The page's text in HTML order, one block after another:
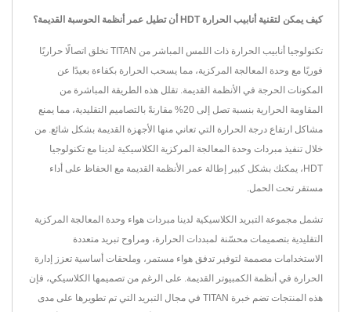
كيف يمكن لتقنية أنابيب الحرارة HDT أن تطيل عمر أنظمة الحوسبة القديمة؟
تكنولوجيا أنابيب الحرارة ذات اللمس المباشر من TITAN تخلق اتصالًا حراريًا
فوريًا مع وحدة المعالجة المركزية، مما يسحب الحرارة بكفاءة بعيدًا عن
المكونات الحرجة في الأنظمة القديمة. تقلل هذه الطريقة المباشرة من
المقاومة الحرارية بنسبة تصل إلى 20% مقارنةً بالتصاميم التقليدية، مما يمنع
مشاكل ارتفاع درجة الحرارة التي تعاني منها الأجهزة القديمة بشكل شائع. من
خلال تنفيذ مبردات وحدة المعالجة المركزية الكلاسيكية لدينا مع تكنولوجيا
HDT، يمكنك بشكل كبير إطالة عمر الأنظمة القديمة مع الحفاظ على أداء
مستقر تحت الحمل.
تشمل مجموعة التبريد الكلاسيكية لدينا مبردات هواء وحدة المعالجة المركزية
التقليدية بتصميمات محسّنة لمبددات الحرارة، ومراوح تبريد متعددة
الاستخدامات مصممة لتوفير تدفق هواء مستمر، وملحقات أساسية تعزز إدارة
الحرارة في أنظمة الكمبيوتر القديمة. على الرغم من تصميمها الكلاسيكي، فإن
هذه المنتجات تضم خبرة TITAN في مجال التبريد التي تم تطويرها على مدى